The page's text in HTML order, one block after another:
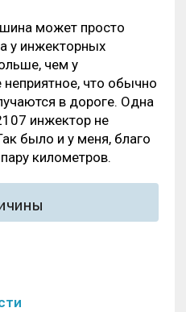
может просто
у инжекторных
чем у
что обычно
в дороге. Одна
инжектор не
было и у меня, благо
километров.